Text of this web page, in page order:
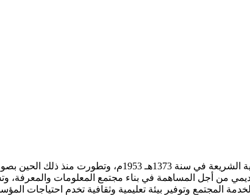
من أجل المساهمة في بناء مجتمع المعلومات والمعرفة،
المجتمع وتوفير بيئة تعليمية وثقافية تخدم احتياجات